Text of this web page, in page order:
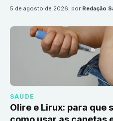
5 de agosto de 2026, por Redação
SAÚDE
Olire e Lirux: para que